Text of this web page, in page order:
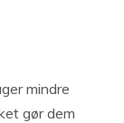
mindre
gør dem